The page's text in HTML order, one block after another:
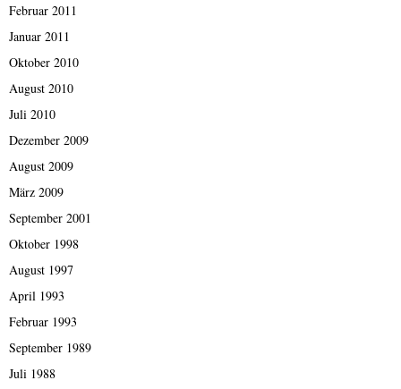
Februar 2011
Januar 2011
Oktober 2010
August 2010
Juli 2010
Dezember 2009
August 2009
März 2009
September 2001
Oktober 1998
August 1997
April 1993
Februar 1993
September 1989
Juli 1988